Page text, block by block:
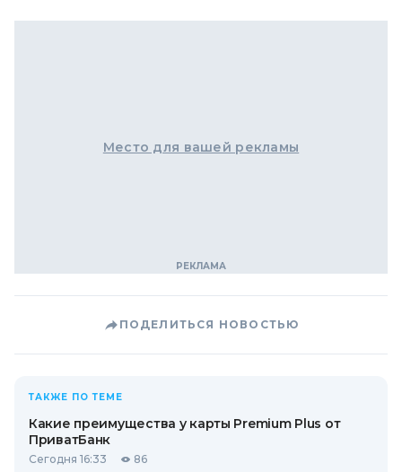
Место для вашей рекламы
ПОДЕЛИТЬСЯ НОВОСТЬЮ
ТАКЖЕ ПО ТЕМЕ
Какие преимущества у карты Premium Plus от
ПриватБанк
Сегодня 16:33 86